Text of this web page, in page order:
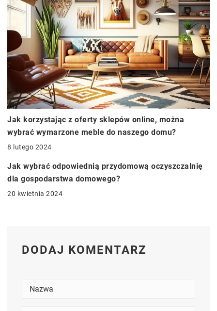
Jak korzystając z oferty sklepów online, można
wybrać wymarzone meble do naszego domu?
8 lutego 2024
Jak wybrać odpowiednią przydomową oczyszczalnię
dla gospodarstwa domowego?
20 kwietnia 2024
DODAJ KOMENTARZ